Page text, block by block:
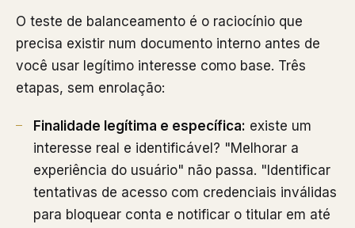
O teste de balanceamento é o raciocínio que
precisa existir num documento interno antes de
você usar legítimo interesse como base. Três
etapas, sem enrolação:
Finalidade legítima e específica: existe um
interesse real e identificável? "Melhorar a
experiência do usuário" não passa. "Identificar
tentativas de acesso com credenciais inválidas
para bloquear conta e notificar o titular em até